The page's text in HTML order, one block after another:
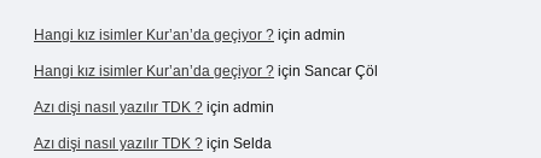
Hangi kız isimler Kur’an’da geçiyor ? için admin
Hangi kız isimler Kur’an’da geçiyor ? için Sancar Çöl
Azı dişi nasıl yazılır TDK ? için admin
Azı dişi nasıl yazılır TDK ? için Selda